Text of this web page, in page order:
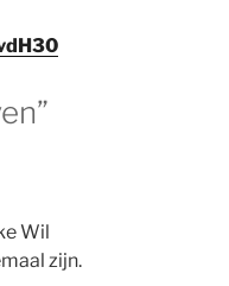
Wil
zijn.